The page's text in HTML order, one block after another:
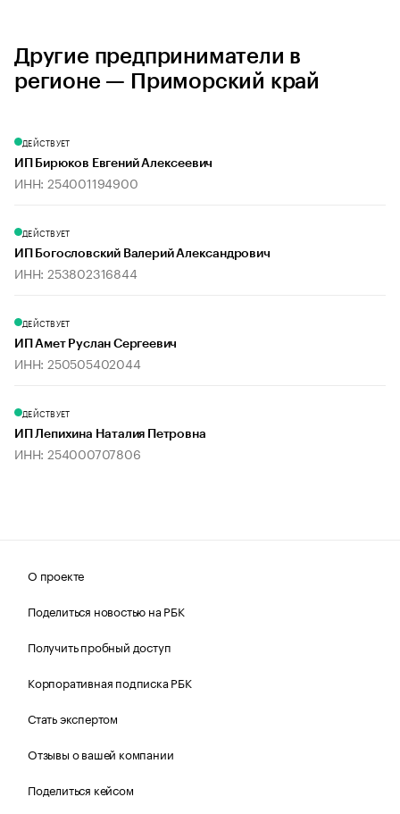
Другие предприниматели в
регионе — Приморский край
ДЕЙСТВУЕТ
ИП Бирюков Евгений Алексеевич
ИНН: 254001194900
ДЕЙСТВУЕТ
ИП Богословский Валерий Александрович
ИНН: 253802316844
ДЕЙСТВУЕТ
ИП Амет Руслан Сергеевич
ИНН: 250505402044
ДЕЙСТВУЕТ
ИП Лепихина Наталия Петровна
ИНН: 254000707806
О проекте
Поделиться новостью на РБК
Получить пробный доступ
Корпоративная подписка РБК
Стать экспертом
Отзывы о вашей компании
Поделиться кейсом